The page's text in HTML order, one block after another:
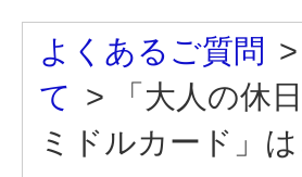
よくあるご質問 >
て >
「大人の休
ミドルカード」